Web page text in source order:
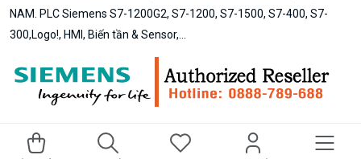
NAM. PLC Siemens S7-1200G2, S7-1200, S7-1500, S7-400, S7-
300,Logo!, HMI, Biến tần & Sensor,...